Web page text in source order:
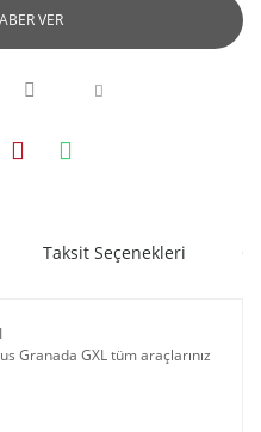
VER
Taksit Seçenekleri
Granada GXL tüm araçlarınız